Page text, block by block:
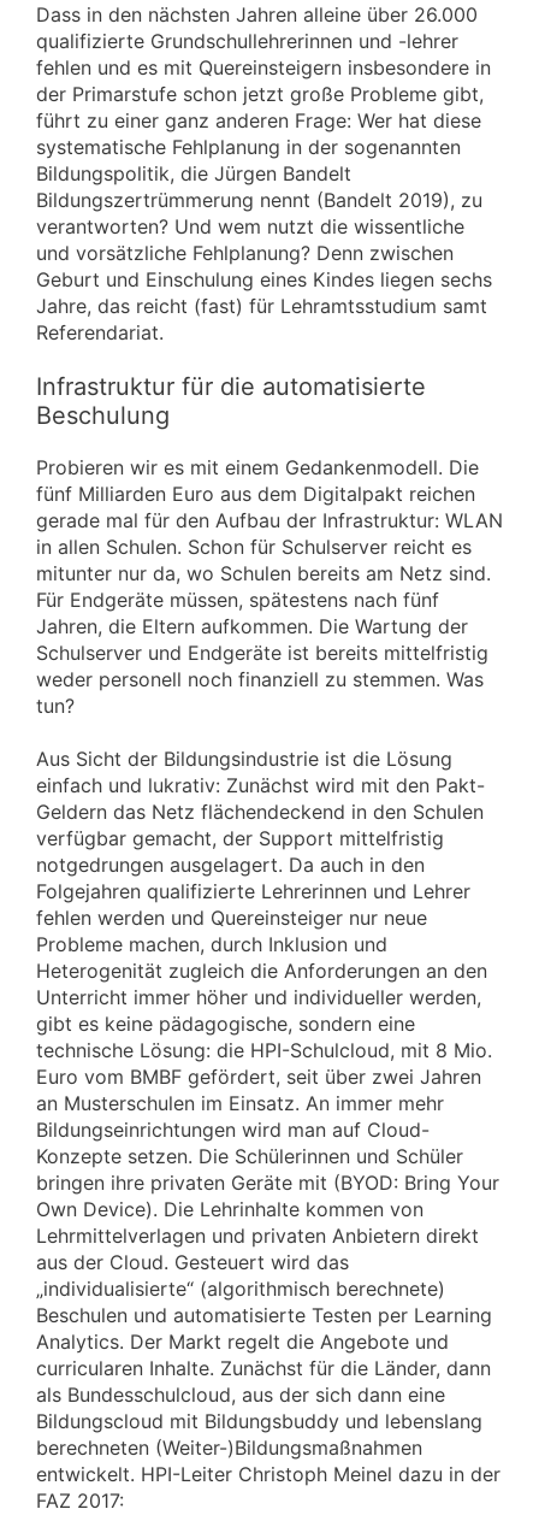
Dass in den nächsten Jahren alleine über 26.000
qualifizierte Grundschullehrerinnen und -lehrer
fehlen und es mit Quereinsteigern insbesondere in
der Primarstufe schon jetzt große Probleme gibt,
führt zu einer ganz anderen Frage: Wer hat diese
systematische Fehlplanung in der sogenannten
Bildungspolitik, die Jürgen Bandelt
Bildungszertrümmerung nennt (Bandelt 2019), zu
verantworten? Und wem nutzt die wissentliche
und vorsätzliche Fehlplanung? Denn zwischen
Geburt und Einschulung eines Kindes liegen sechs
Jahre, das reicht (fast) für Lehramtsstudium samt
Referendariat.
Infrastruktur für die automatisierte
Beschulung
Probieren wir es mit einem Gedankenmodell. Die
fünf Milliarden Euro aus dem Digitalpakt reichen
gerade mal für den Aufbau der Infrastruktur: WLAN
in allen Schulen. Schon für Schulserver reicht es
mitunter nur da, wo Schulen bereits am Netz sind.
Für Endgeräte müssen, spätestens nach fünf
Jahren, die Eltern aufkommen. Die Wartung der
Schulserver und Endgeräte ist bereits mittelfristig
weder personell noch finanziell zu stemmen. Was
tun?
Aus Sicht der Bildungsindustrie ist die Lösung
einfach und lukrativ: Zunächst wird mit den Pakt-
Geldern das Netz flächendeckend in den Schulen
verfügbar gemacht, der Support mittelfristig
notgedrungen ausgelagert. Da auch in den
Folgejahren qualifizierte Lehrerinnen und Lehrer
fehlen werden und Quereinsteiger nur neue
Probleme machen, durch Inklusion und
Heterogenität zugleich die Anforderungen an den
Unterricht immer höher und individueller werden,
gibt es keine pädagogische, sondern eine
technische Lösung: die HPI-Schulcloud, mit 8 Mio.
Euro vom BMBF gefördert, seit über zwei Jahren
an Musterschulen im Einsatz. An immer mehr
Bildungseinrichtungen wird man auf Cloud-
Konzepte setzen. Die Schülerinnen und Schüler
bringen ihre privaten Geräte mit (BYOD: Bring Your
Own Device). Die Lehrinhalte kommen von
Lehrmittelverlagen und privaten Anbietern direkt
aus der Cloud. Gesteuert wird das
„individualisierte“ (algorithmisch berechnete)
Beschulen und automatisierte Testen per Learning
Analytics. Der Markt regelt die Angebote und
curricularen Inhalte. Zunächst für die Länder, dann
als Bundesschulcloud, aus der sich dann eine
Bildungscloud mit Bildungsbuddy und lebenslang
berechneten (Weiter-)Bildungsmaßnahmen
entwickelt. HPI-Leiter Christoph Meinel dazu in der
FAZ 2017: